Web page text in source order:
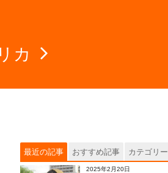
カ
最近の記事 おすすめ記事 カテゴリー
2025年2月20日